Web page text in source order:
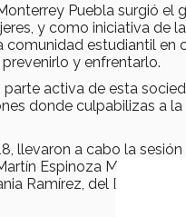
Puebla surgió el
y como iniciativa de
estudiantil
y enfrentarlo.
parte activa de esta
donde culpabilizas a
llevaron a cabo la
Espinoza Martínez,
Ramírez, del